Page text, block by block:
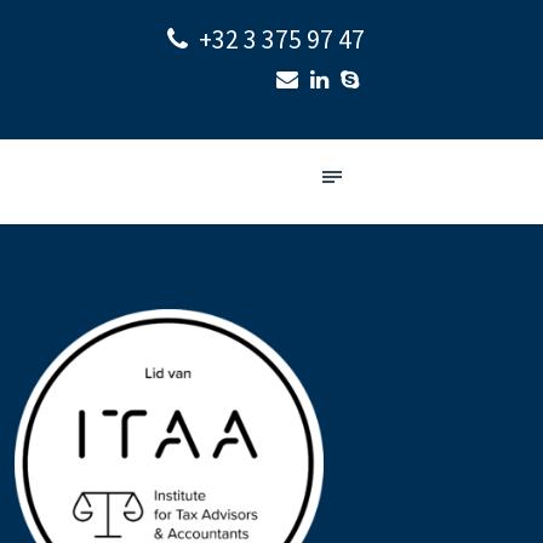
+32 3 375 97 47